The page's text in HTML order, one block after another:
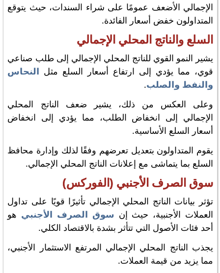
الإجمالي الأضعف عمومًا على شراء السندات، حيث يتوقع
المتداولون خفض أسعار الفائدة.
السلع والناتج المحلي الإجمالي
يشير النمو القوي للناتج المحلي الإجمالي إلى طلب صناعي
قوي، مما يؤدي إلى ارتفاع أسعار السلع مثل النحاس
والنفط والصلب.
وعلى العكس من ذلك، يشير ضعف الناتج المحلي
الإجمالي إلى انخفاض الطلب، مما يؤدي إلى انخفاض
أسعار السلع الأساسية.
يقوم المتداولون بتعديل تعرضهم وفقًا لذلك وإدارة محافظ
السلع بما يتماشى مع إعلانات الناتج المحلي الإجمالي.
سوق الصرف الأجنبي (الفوركس)
تؤثر بيانات الناتج المحلي الإجمالي تأثيرًا قويًا على تداول
العملات الأجنبية، حيث إن سوق الصرف الأجنبي هو
أحد فئات الأصول التي تتأثر بشدة بالاقتصاد الكلي.
يجذب الناتج المحلي الإجمالي المرتفع الاستثمار الأجنبي،
مما يزيد من قيمة العملات.